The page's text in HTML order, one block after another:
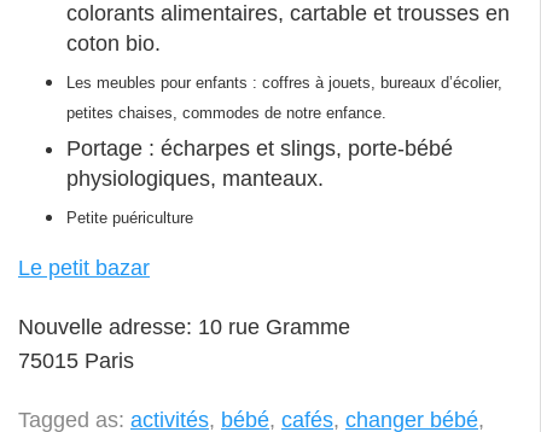
colorants alimentaires, cartable et trousses en
coton bio.
Les meubles pour enfants : coffres à jouets, bureaux d’écolier,
petites chaises, commodes de notre enfance.
Portage : écharpes et slings, porte-bébé
physiologiques, manteaux.
Petite puériculture
Le petit bazar
Nouvelle adresse: 10 rue Gramme
75015 Paris
Tagged as: activités, bébé, cafés, changer bébé,